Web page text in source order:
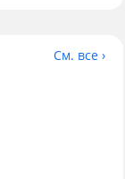
См. все ›